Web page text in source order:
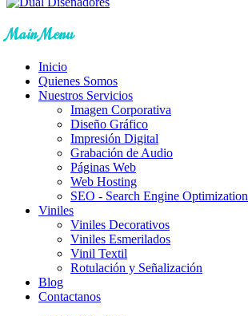
Main Menu
Inicio
Quienes Somos
Nuestros Servicios
Imagen Corporativa
Diseño Gráfico
Impresión Digital
Grabación de Audio
Páginas Web
Web Hosting
SEO - Search Engine Optimization
Viniles
Viniles Decorativos
Viniles Esmerilados
Vinil Textil
Rotulación y Señalización
Blog
Contactanos